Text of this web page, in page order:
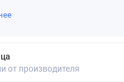
от производителя